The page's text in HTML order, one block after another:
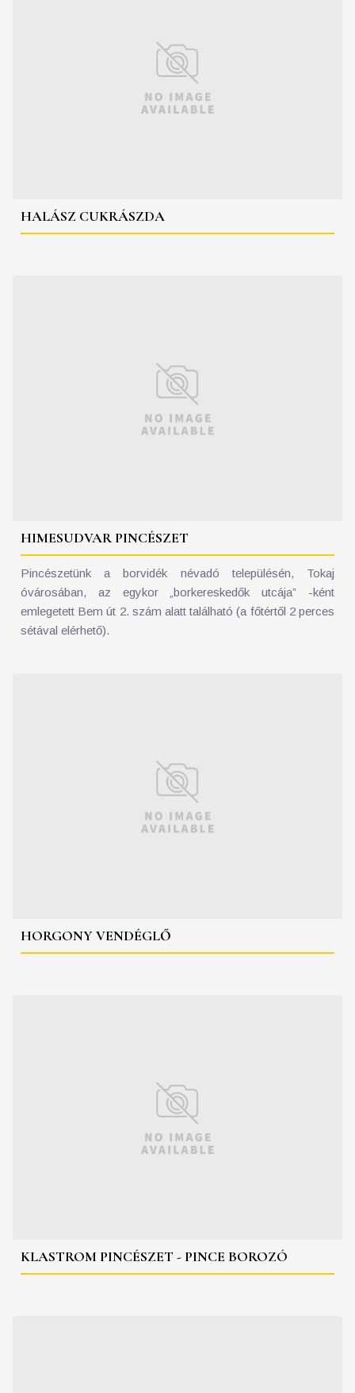
HALÁSZ CUKRÁSZDA
HIMESUDVAR PINCÉSZET
Pincészetünk a borvidék névadó településén, Tokaj
óvárosában, az egykor „borkereskedők utcája” -ként
emlegetett Bem út 2. szám alatt található (a főtértől 2 perces
sétával elérhető).
HORGONY VENDÉGLŐ
KLASTROM PINCÉSZET - PINCE BOROZÓ